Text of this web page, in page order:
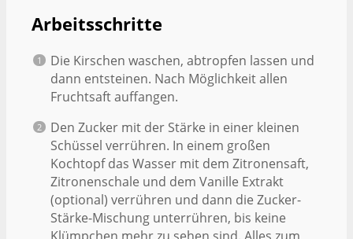
Arbeitsschritte
Die Kirschen waschen, abtropfen lassen und
dann entsteinen. Nach Möglichkeit allen
Fruchtsaft auffangen.
Den Zucker mit der Stärke in einer kleinen
Schüssel verrühren. In einem großen
Kochtopf das Wasser mit dem Zitronensaft,
Zitronenschale und dem Vanille Extrakt
(optional) verrühren und dann die Zucker-
Stärke-Mischung unterrühren, bis keine